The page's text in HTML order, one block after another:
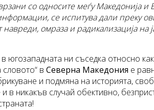
со односите меѓу Македонија и
се испитува дали преку
омраза и радикализација на
югозападната ни съседка относно
словото“ вСеверна Македония е
и подмяна на историята,
никакъв случай обективно,